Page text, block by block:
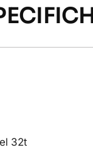
32t